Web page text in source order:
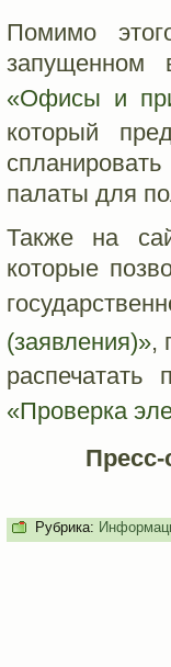
Помимо
запущенном
«Офисы и
который
палаты для
Также на
которые
(заявления)»,
«Проверка
Рубрика: